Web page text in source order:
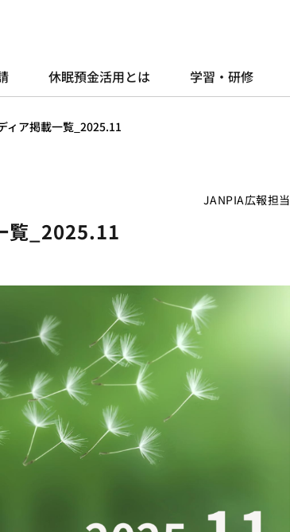
休眠預金活用とは 学習・研修
ィア掲載一覧_2025.11
JANPIA広報担当
覧_2025.11